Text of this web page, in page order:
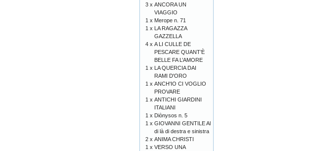
3 x ANCORA UN
VIAGGIO
1 x Merope n. 71
1 x LA RAGAZZA
GAZZELLA
4 x A LI CULLE DE
PESCARE QUANT’È
BELLE FA L’AMORE
1 x LA QUERCIA DAI
RAMI D'ORO
1 x ANCH'IO CI VOGLIO
PROVARE
1 x ANTICHI GIARDINI
ITALIANI
1 x Diònysos n. 5
1 x GIOVANNI GENTILE Al
di là di destra e sinistra
2 x ANIMA CHRISTI
1 x VERSO UNA